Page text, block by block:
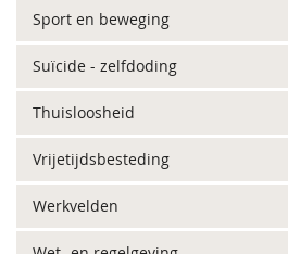
Sport en beweging
Suïcide - zelfdoding
Thuisloosheid
Vrijetijdsbesteding
Werkvelden